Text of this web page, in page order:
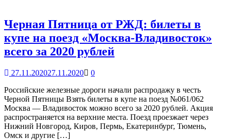
Черная Пятница от РЖД: билеты в
купе на поезд «Москва-Владивосток»
всего за 2020 рублей
27.11.202027.11.2020
0
Российские железные дороги начали распродажу в честь
Черной Пятницы Взять билеты в купе на поезд №061/062
Москва — Владивосток можно всего за 2020 рублей. Акция
распространяется на верхние места. Поезд проезжает через
Нижний Новгород, Киров, Пермь, Екатеринбург, Тюмень,
Омск и другие […]